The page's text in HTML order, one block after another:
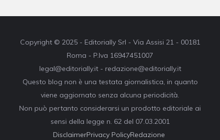
Copyright © 2025 - Editorially Srl - Via Assisi 21 - 00181
Roma - P.Iva 16947451007
legal@editorially.it - redazione@editorially.it
Questo blog non è una testata giornalistica, in quanto
viene aggiornato senza alcuna periodicità.
Non può pertanto considerarsi un prodotto editoriale ai
sensi della legge n. 62 del 07.03.2001
DisclaimerPrivacy PolicyRedazione